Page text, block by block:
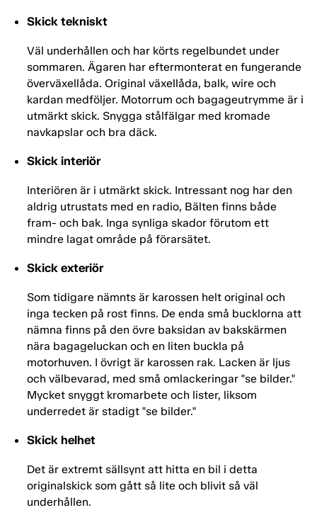
Skick tekniskt
Väl underhållen och har körts regelbundet under
sommaren. Ägaren har eftermonterat en fungerande
överväxellåda. Original växellåda, balk, wire och
kardan medföljer. Motorrum och bagageutrymme är i
utmärkt skick. Snygga stålfälgar med kromade
navkapslar och bra däck.
Skick interiör
Interiören är i utmärkt skick. Intressant nog har den
aldrig utrustats med en radio, Bälten finns både
fram- och bak. Inga synliga skador förutom ett
mindre lagat område på förarsätet.
Skick exteriör
Som tidigare nämnts är karossen helt original och
inga tecken på rost finns. De enda små bucklorna att
nämna finns på den övre baksidan av bakskärmen
nära bagageluckan och en liten buckla på
motorhuven. I övrigt är karossen rak. Lacken är ljus
och välbevarad, med små omlackeringar "se bilder."
Mycket snyggt kromarbete och lister, liksom
underredet är stadigt "se bilder."
Skick helhet
Det är extremt sällsynt att hitta en bil i detta
originalskick som gått så lite och blivit så väl
underhållen.